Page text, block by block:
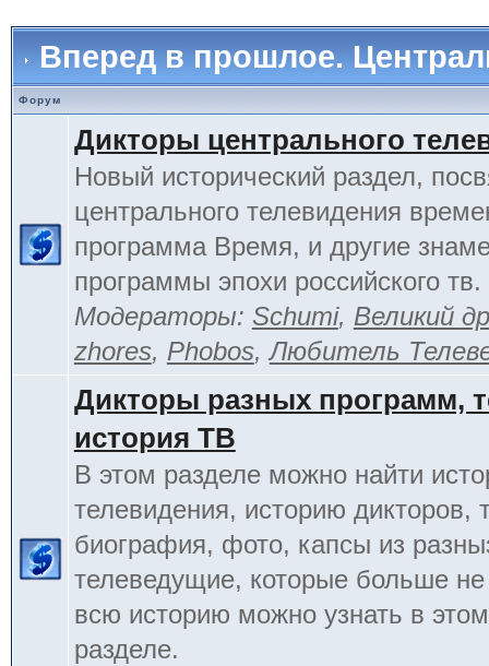
Вперед в прошлое.
Форум
Дикторы центрального
Новый исторический раздел,
центрального телевидения
программа Время, и другие
программы эпохи российского тв.
Модераторы: Schumi, Великий
zhores, Phobos,Любитель
Дикторы разных программ,
история ТВ
В этом разделе можно найти
телевидения, историю дикторов,
биография, фото, капсы из
телеведущие, которые больше
всю историю можно узнать в
разделе.